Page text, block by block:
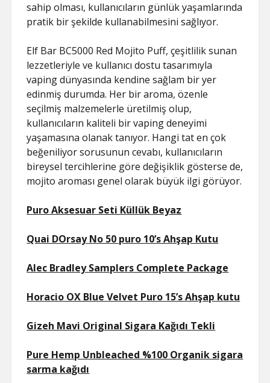
sahip olması, kullanıcıların günlük yaşamlarında
pratik bir şekilde kullanabilmesini sağlıyor.
Elf Bar BC5000 Red Mojito Puff, çeşitlilik sunan
lezzetleriyle ve kullanıcı dostu tasarımıyla
vaping dünyasında kendine sağlam bir yer
edinmiş durumda. Her bir aroma, özenle
seçilmiş malzemelerle üretilmiş olup,
kullanıcıların kaliteli bir vaping deneyimi
yaşamasına olanak tanıyor. Hangi tat en çok
beğeniliyor sorusunun cevabı, kullanıcıların
bireysel tercihlerine göre değişiklik gösterse de,
mojito aroması genel olarak büyük ilgi görüyor.
Puro Aksesuar Seti Küllük Beyaz
Quai DOrsay No 50 puro 10’s Ahşap Kutu
Alec Bradley Samplers Complete Package
Horacio OX Blue Velvet Puro 15’s Ahşap kutu
Gizeh Mavi Original Sigara Kağıdı Tekli
Pure Hemp Unbleached %100 Organik sigara
sarma kağıdı